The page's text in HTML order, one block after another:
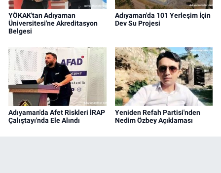
YÖKAK'tan Adıyaman
Üniversitesi'ne Akreditasyon
Belgesi
Adıyaman'da 101 Yerleşim İçin
Dev Su Projesi
Adıyaman'da Afet Riskleri İRAP
Çalıştayı'nda Ele Alındı
Yeniden Refah Partisi'nden
Nedim Özbey Açıklaması